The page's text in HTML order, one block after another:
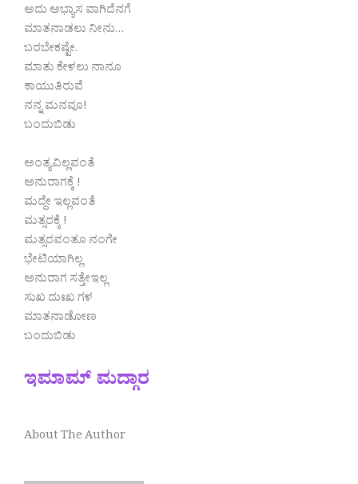
ಅದು ಅಭ್ಯಾಸ ವಾಗಿದೆನಗೆ
ಮಾತನಾಡಲು ನೀನು…
ಬರಬೇಕಷ್ಟೇ.
ಮಾತು ಕೇಳಲು ನಾನೂ
ಕಾಯುತಿರುವೆ
ನನ್ನ ಮನವೂ!
ಬಂದುಬಿಡು
ಅಂತ್ಯವಿಲ್ಲವಂತೆ
ಅನುರಾಗಕ್ಕೆ !
ಮದ್ದೇ ಇಲ್ಲವಂತೆ
ಮತ್ಸರಕ್ಕೆ !
ಮತ್ಸರವಂತೂ ನಂಗೇ
ಭೇಟಿಯಾಗಿಲ್ಲ
ಅನುರಾಗ ಸತ್ತೇಇಲ್ಲ
ಸುಖ ದುಃಖ ಗಳ
ಮಾತನಾಡೋಣ
ಬಂದುಬಿಡು
ಇಮಾಮ್ ಮದ್ಗಾರ
About The Author